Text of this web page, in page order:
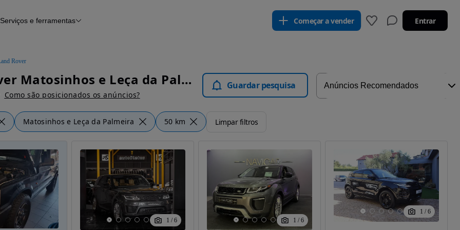
Histórico do veículo
Serviços e ferramentas Começar a vender Entrar
Rover
Land Rover Matosinhos e Leça da Palmeira - Carros
Como são posicionados os anúncios?
Guardar pesquisa
Matosinhos e Leça da Palmeira 50 km Limpar filtros
1 / 6 1 / 6
1 / 6